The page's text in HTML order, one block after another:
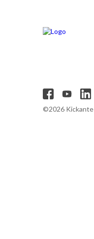
©2026 Kickante